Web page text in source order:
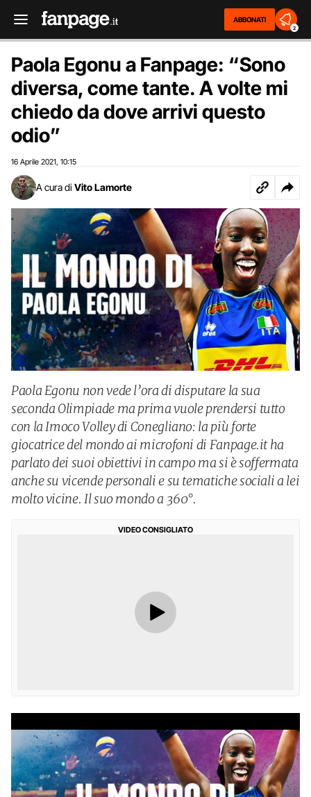
ABBONATI
2
Paola Egonu a Fanpage: “Sono
diversa, come tante. A volte mi
chiedo da dove arrivi questo
odio”
16 Aprile 2021 10:15
A cura di Vito Lamorte
Paola Egonu non vede l’ora di disputare la sua
seconda Olimpiade ma prima vuole prendersi tutto
con la Imoco Volley di Conegliano: la più forte
giocatrice del mondo ai microfoni di Fanpage.it ha
parlato dei suoi obiettivi in campo ma si è soffermata
anche su vicende personali e su tematiche sociali a lei
molto vicine. Il suo mondo a 360°.
VIDEO CONSIGLIATO